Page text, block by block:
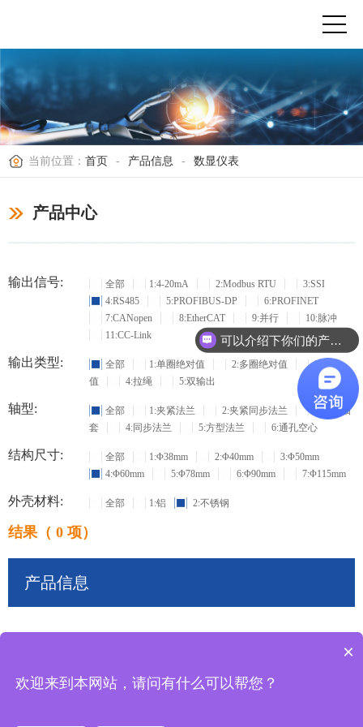
当前位置： 首页 - 产品信息 - 数显仪表
产品中心
输出信号: 全部 1:4-20mA 2:Modbus RTU
3:SSI
4:RS485
5:PROFIBUS-DP
6:PROFINET
7:CANopen
8:EtherCAT 9:并行
10:脉冲
11:CC-Link
输出类型: 全部 1:单圈绝对值 2:多圈绝对值
3:增量
值
4:拉绳 5:双输出
轴型: 全部 1:夹紧法兰 2:夹紧同步法兰
3:盲孔轴
套
4:同步法兰 5:方型法兰 6:通孔空心
结构尺寸: 全部 1:Φ38mm 2:Φ40mm
3:Φ50mm
4:Φ60mm
5:Φ78mm 6:Φ90mm 7:Φ115mm
外壳材料: 全部 1:铝 2:不锈钢
结果（ 0 项）
产品信息
可以介绍下你们的产品么？
×
欢迎来到本网站，请问有什么可以帮您？